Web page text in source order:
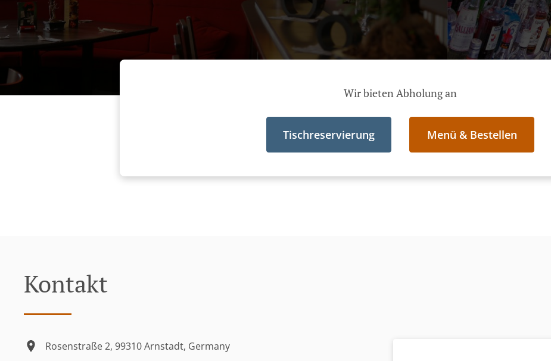
Wir bieten Abholung an
Tischreservierung Menü & Bestellen
Kontakt
Rosenstraße 2, 99310 Arnstadt, Germany